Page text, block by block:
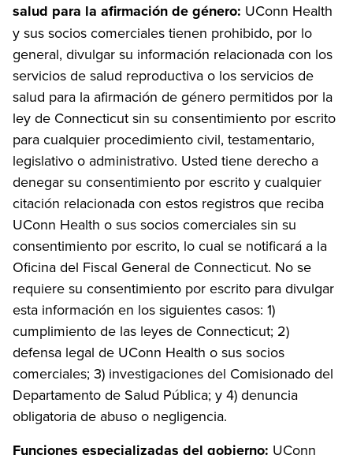
salud para la afirmación de género: UConn Health
y sus socios comerciales tienen prohibido, por lo
general, divulgar su información relacionada con los
servicios de salud reproductiva o los servicios de
salud para la afirmación de género permitidos por la
ley de Connecticut sin su consentimiento por escrito
para cualquier procedimiento civil, testamentario,
legislativo o administrativo. Usted tiene derecho a
denegar su consentimiento por escrito y cualquier
citación relacionada con estos registros que reciba
UConn Health o sus socios comerciales sin su
consentimiento por escrito, lo cual se notificará a la
Oficina del Fiscal General de Connecticut. No se
requiere su consentimiento por escrito para divulgar
esta información en los siguientes casos: 1)
cumplimiento de las leyes de Connecticut; 2)
defensa legal de UConn Health o sus socios
comerciales; 3) investigaciones del Comisionado del
Departamento de Salud Pública; y 4) denuncia
obligatoria de abuso o negligencia.
Funciones especializadas del gobierno: UConn